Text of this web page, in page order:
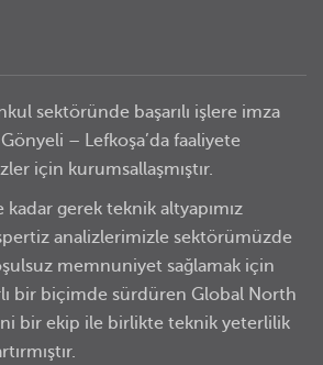
sektöründe başarılı işlere imza
– Lefkoşa’da faaliyete
için kurumsallaşmıştır.
gerek teknik altyapımız
analizlerimizle sektörümüzde
memnuniyet sağlamak için
bir biçimde sürdüren Global North
bir ekip ile birlikte teknik yeterlilik